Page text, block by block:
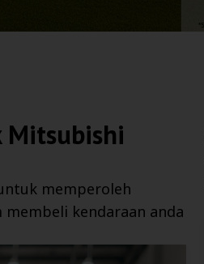
Mitsubishi
memperoleh
membeli kendaraan anda